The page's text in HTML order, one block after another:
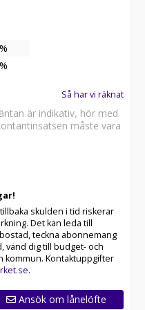
%
Så har vi räknat
är indikativ, hör med
måste vara
skulden i tid riskerar
Det kan leda till
teckna abonnemang
vänd dig till budget- och
kommun. Kontaktuppgifter
.
Ansök om lånelöfte